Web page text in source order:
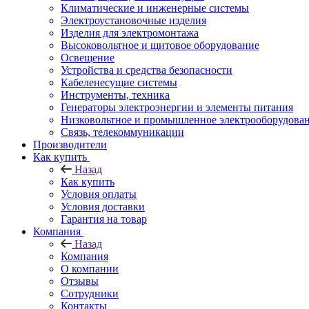
Климатические и инженерные системы
Электроустановочные изделия
Изделия для электромонтажа
Высоковольтное и щитовое оборудование
Освещение
Устройства и средства безопасности
Кабеленесущие системы
Инструменты, техника
Генераторы электроэнергии и элементы питания
Низковольтное и промышленное
Связь, телекоммуникации
Производители
Как купить
Назад
Как купить
Условия оплаты
Условия доставки
Гарантия на товар
Компания
Назад
Компания
О компании
Отзывы
Сотрудники
Контакты